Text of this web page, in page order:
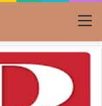
القائمة